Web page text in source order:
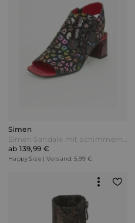
Simen
Simen Sandale mit schimmerndem Leo-Print Schwarz/Multicolor
ab 139,99 €
Happy Size | Versand: 5,99 €